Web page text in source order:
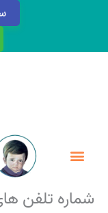
Menu
شماره تلفن